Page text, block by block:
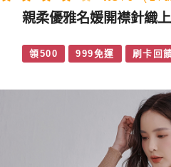
親柔優雅名媛開襟針織
領500 999免運 刷卡回